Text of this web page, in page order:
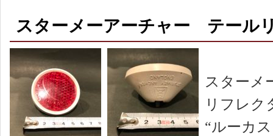
スターメーアーチャー テー
スター
リフレク
“ルーカ